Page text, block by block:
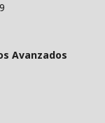
Avanzados